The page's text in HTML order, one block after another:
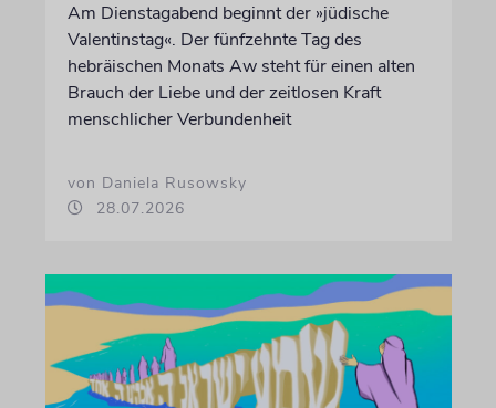
Am Dienstagabend beginnt der »jüdische
Valentinstag«. Der fünfzehnte Tag des
hebräischen Monats Aw steht für einen alten
Brauch der Liebe und der zeitlosen Kraft
menschlicher Verbundenheit
von Daniela Rusowsky
28.07.2026